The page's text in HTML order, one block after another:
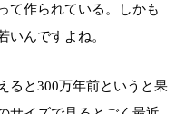
て作られている。しかも
いんですよね。
ると300万年前というと果